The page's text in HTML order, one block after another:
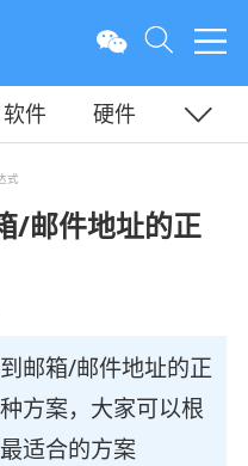
软件
硬件
式
/邮件地址的正
邮箱/邮件地址的正
方案，大家可以根
适合的方案